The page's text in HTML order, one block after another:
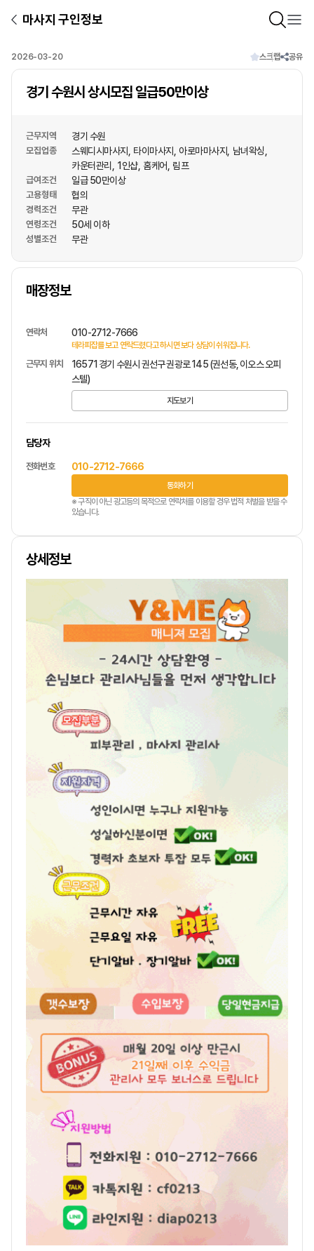
마사지 구인정보
2026-03-20 스크랩 공유
경기 수원시 상시모집 일급50만이상
근무지역 경기 수원
모집업종 스웨디시마사지 타이마사지 아로마마사지
남녀왁싱
카운터관리
1인샵 홈케어 림프
급여조건 일급 50만이상
고용형태 협의
경력조건 무관
연령조건 50세 이하
성별조건 무관
매장정보
상호명
연락처 010-2712-7666
테라피잡를 보고 연락드렸다고 하시면 보다 상담이 쉬워집니다.
근무지 위치
16571 경기 수원시 권선구 권광로 145 (권선동, 이오스 오피
스텔)
지도보기
담당자
전화번호 010-2712-7666
통화하기
※ 구직이 아닌 광고등의 목적으로 연락처를 이용할 경우 법적 처벌을 받을 수
있습니다.
상세정보